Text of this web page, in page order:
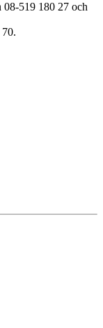
08-519 180 27 och